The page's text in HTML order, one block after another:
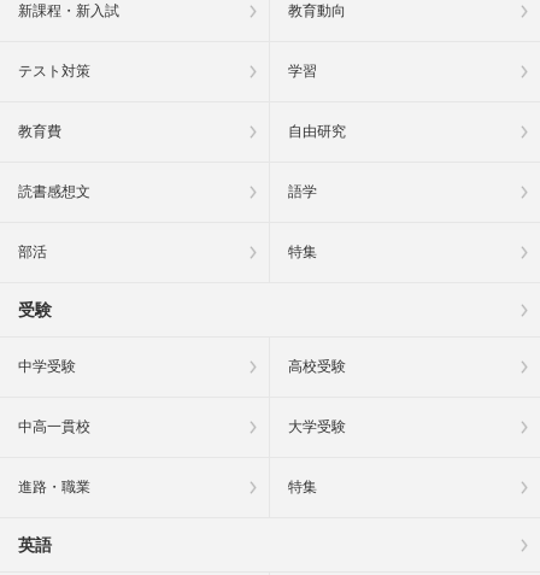
新課程・新入試 教育動向
テスト対策 学習
教育費 自由研究
読書感想文 語学
部活 特集
受験
中学受験 高校受験
中高一貫校 大学受験
進路・職業 特集
英語